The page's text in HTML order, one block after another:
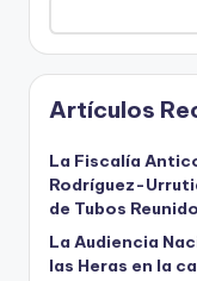
Artículos
La Fiscalía
Rodríguez-
de Tubos
La Audiencia
las Heras en la